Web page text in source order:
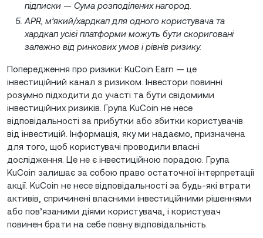
підписки — Сума розподілених нагород.
APR, м’який/хардкап для одного користувача та
хардкап усієї платформи можуть бути скориговані
залежно від ринкових умов і рівнів ризику.
Попередження про ризики: KuCoin Earn — це
інвестиційний канал з ризиком. Інвестори повинні
розумно підходити до участі та бути свідомими
інвестиційних ризиків. Група KuCoin не несе
відповідальності за прибутки або збитки користувачів
від інвестицій. Інформація, яку ми надаємо, призначена
для того, щоб користувачі проводили власні
дослідження. Це не є інвестиційною порадою. Група
KuCoin залишає за собою право остаточної інтерпретації
акції. KuCoin не несе відповідальності за будь-які втрати
активів, спричинені власними інвестиційними рішеннями
або пов’язаними діями користувача, і користувач
повинен брати на себе повну відповідальність.